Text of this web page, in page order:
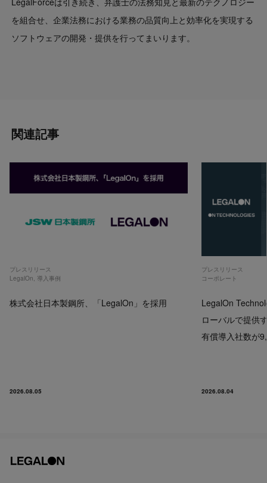
を組合せ、企業法務における業務の品質向上と効率化を実現する
ソフトウェアの開発・提供を行ってまいります。
関連記事
プレスリリース
LegalOn 導入事例
株式会社日本製鋼所、「LegalOn」を採用
2026.08.05
プレスリリース
コーポレート
LegalOn
ローバルで提供
有償導入社数が
2026.08.04